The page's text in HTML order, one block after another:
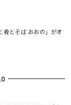
肴とそば おおの」がオ